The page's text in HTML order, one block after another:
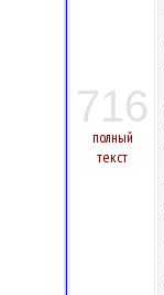
716
полный
текст